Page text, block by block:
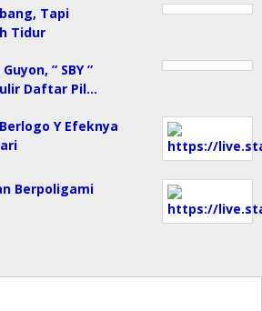
Tapi
Tidur
” SBY ”
Daftar Pil…
Y Efeknya
Berpoligami